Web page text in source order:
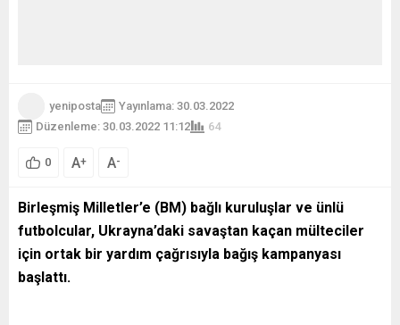
yeniposta
Yayınlama: 30.03.2022
Düzenleme: 30.03.2022 11:12
64
0 A+ A-
Birleşmiş Milletler’e (BM) bağlı kuruluşlar ve ünlü
futbolcular, Ukrayna’daki savaştan kaçan mülteciler
için ortak bir yardım çağrısıyla bağış kampanyası
başlattı.